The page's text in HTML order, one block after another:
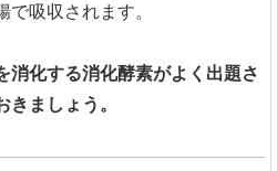
吸収されます。
消化する消化酵素がよく出題さ
ましょう。